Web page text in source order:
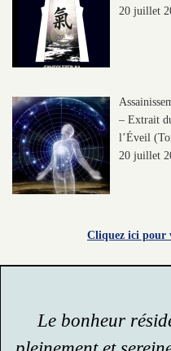
20 juillet
– Extrait
l’Éveil
20 juillet
Cliquez ici pour
Le bonheur